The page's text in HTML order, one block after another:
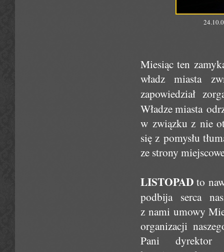
Miesiąc ten
władz miasta
zapowiedział
Władze miasta
w związku z nie
się z pomysłu
ze strony
LISTOPADto
podbija serca
z nami umowy
organizacji
Pani dyrektor